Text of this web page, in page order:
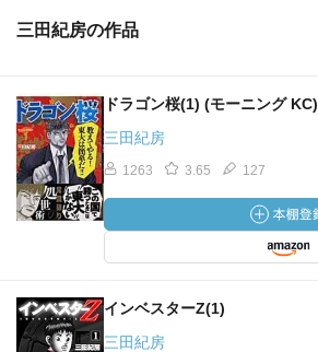
三田紀房の作品
ドラゴン桜(1) (モーニング KC)
三田紀房
1263 3.65 127
インベスターZ(1)
三田紀房